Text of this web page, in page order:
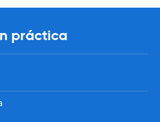
práctica